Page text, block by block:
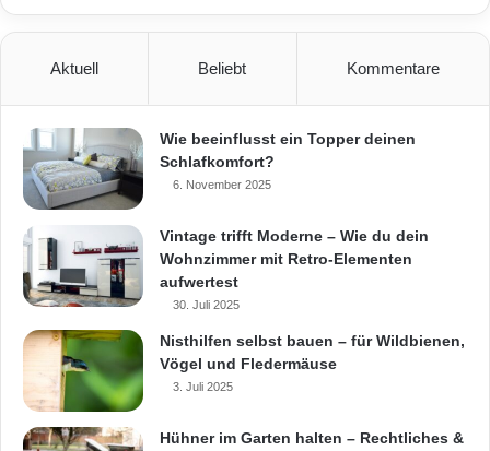
Aktuell Beliebt Kommentare
Wie beeinflusst ein Topper deinen
Schlafkomfort?
6. November 2025
Vintage trifft Moderne – Wie du dein
Wohnzimmer mit Retro-Elementen
aufwertest
30. Juli 2025
Nisthilfen selbst bauen – für Wildbienen,
Vögel und Fledermäuse
3. Juli 2025
Hühner im Garten halten – Rechtliches &